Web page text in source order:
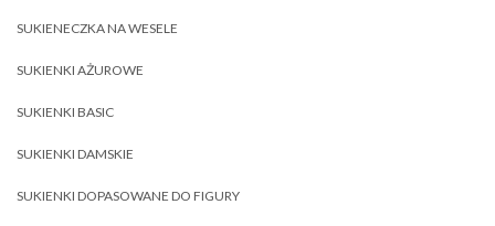
SUKIENECZKA NA WESELE
SUKIENKI AŻUROWE
SUKIENKI BASIC
SUKIENKI DAMSKIE
SUKIENKI DOPASOWANE DO FIGURY